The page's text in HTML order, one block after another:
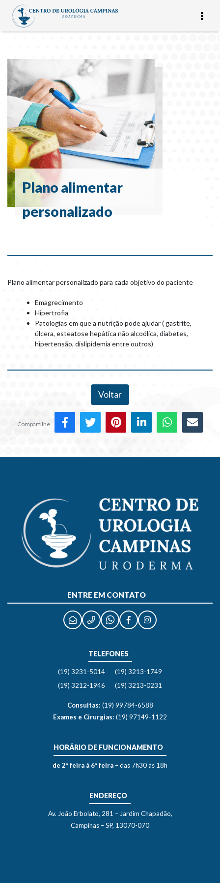
Plano alimentar
personalizado
Plano alimentar personalizado para cada objetivo do paciente
Emagrecimento
Hipertrofia
Patologias em que a nutrição pode ajudar ( gastrite,
úlcera, esteatose hepática não alcoólica, diabetes,
hipertensão, dislipidemia entre outros)
Voltar
Compartilhe
ENTRE EM CONTATO
TELEFONES
(19) 3231-5014
(19) 3212-1946
(19) 3213-1749
(19) 3213-0231
Consultas: (19) 99784-6588
Exames e Cirurgias: (19) 97149-1122
HORÁRIO DE FUNCIONAMENTO
de 2ª feira à 6ª feira – das 7h30 às 18h
ENDEREÇO
Av. João Erbolato, 281 – Jardim Chapadão,
Campinas – SP, 13070-070